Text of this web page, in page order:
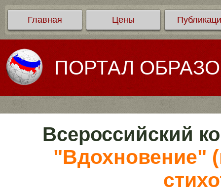
Главная Цены
ПОРТАЛ
Всероссийский
"Вдохновение"